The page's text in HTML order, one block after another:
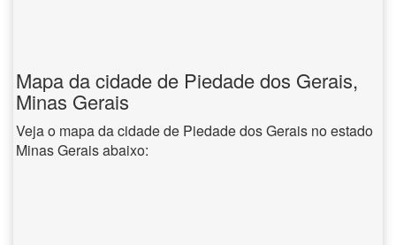
Mapa da cidade de Piedade dos Gerais,
Minas Gerais
Veja o mapa da cidade de Piedade dos Gerais no estado
Minas Gerais abaixo: